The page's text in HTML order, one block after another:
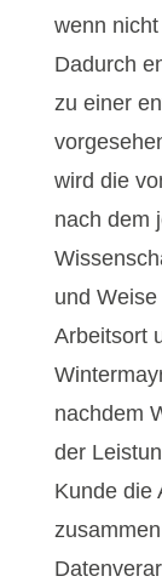
wenn
Dadurch
zu einer
wird die
nach dem
und
Arbeitsort
nachdem
der
Kunde die